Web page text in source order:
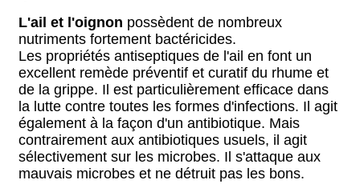
L'ail et l'oignon possèdent de nombreux
nutriments fortement bactéricides.
Les propriétés antiseptiques de l'ail en font un
excellent remède préventif et curatif du rhume et
de la grippe. Il est particulièrement efficace dans
la lutte contre toutes les formes d'infections. Il agit
également à la façon d'un antibiotique. Mais
contrairement aux antibiotiques usuels, il agit
sélectivement sur les microbes. Il s'attaque aux
mauvais microbes et ne détruit pas les bons.